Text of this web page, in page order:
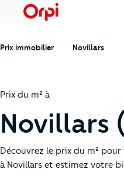
menu
Prix immobilier Novillars
Prix du m² à
Novillars
Découvrez le prix du m²
à Novillars et estimez votre